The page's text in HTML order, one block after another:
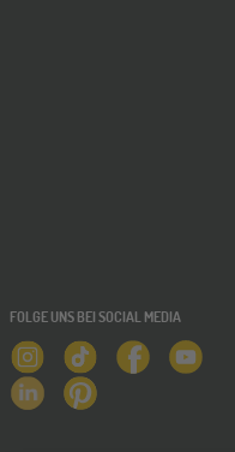
FOLGE UNS BEI SOCIAL MEDIA